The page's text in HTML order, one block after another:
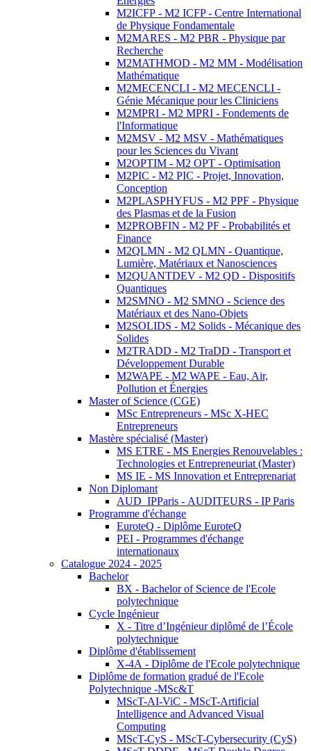
M2ICFP - M2 ICFP - Centre International
de Physique Fondamentale
M2MARES - M2 PBR - Physique par
Recherche
M2MATHMOD - M2 MM - Modélisation
Mathématique
M2MECENCLI - M2 MECENCLI -
Génie Mécanique pour les Cliniciens
M2MPRI - M2 MPRI - Fondements de
l'Informatique
M2MSV - M2 MSV - Mathématiques
pour les Sciences du Vivant
M2OPTIM - M2 OPT - Optimisation
M2PIC - M2 PIC - Projet, Innovation,
Conception
M2PLASPHYFUS - M2 PPF - Physique
des Plasmas et de la Fusion
M2PROBFIN - M2 PF - Probabilités et
Finance
M2QLMN - M2 QLMN - Quantique,
Lumière, Matériaux et Nanosciences
M2QUANTDEV - M2 QD - Dispositifs
Quantiques
M2SMNO - M2 SMNO - Science des
Matériaux et des Nano-Objets
M2SOLIDS - M2 Solids - Mécanique des
Solides
M2TRADD - M2 TraDD - Transport et
Développement Durable
M2WAPE - M2 WAPE - Eau, Air,
Pollution et Énergies
Master of Science (CGE)
MSc Entrepreneurs - MSc X-HEC
Entrepreneurs
Mastère spécialisé (Master)
MS ETRE - MS Energies Renouvelables :
Technologies et Entrepreneuriat (Master)
MS IE - MS Innovation et Entreprenariat
Non Diplomant
AUD_IPParis - AUDITEURS - IP Paris
Programme d'échange
EuroteQ - Diplôme EuroteQ
PEI - Programmes d'échange
internationaux
Catalogue 2024 - 2025
Bachelor
BX - Bachelor of Science de l'Ecole
polytechnique
Cycle Ingénieur
X - Titre d’Ingénieur diplômé de l’École
polytechnique
Diplôme d'établissement
X-4A - Diplôme de l'Ecole polytechnique
Diplôme de formation gradué de l'Ecole
Polytechnique -MSc&T
MScT-AI-ViC - MScT-Artificial
Intelligence and Advanced Visual
Computing
MScT-CyS - MScT-Cybersecurity (CyS)